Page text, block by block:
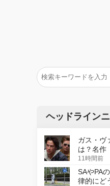
ヘッドライン
ガス・ヴ
は？名作
デジタル
11時間前
SAやPA
律的にど